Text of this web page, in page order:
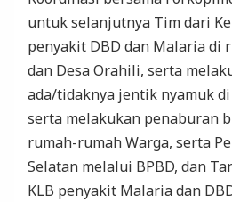
untuk selanjutnya Tim dari
penyakit DBD dan Malaria di
dan Desa Orahili, serta
ada/tidaknya jentik nyamuk
serta melakukan penaburan
rumah-rumah Warga, serta
Selatan melalui BPBD, dan
KLB penyakit Malaria dan